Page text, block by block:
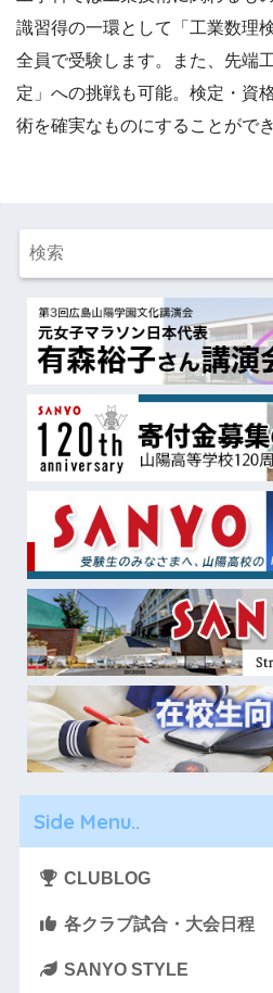
識習得の一環として「工業数理
全員で受験します。また、先端
定」への挑戦も可能。検定・資
術を確実なものにすることができ
Side Menu..
CLUBLOG
各クラブ試合・大会日程
SANYO STYLE